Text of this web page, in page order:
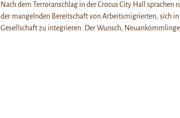
Nach dem Terroranschlag in der Crocus City Hall sprachen
der mangelnden Bereitschaft von Arbeitsmigrierten, sich in
Gesellschaft zu integrieren. Der Wunsch,